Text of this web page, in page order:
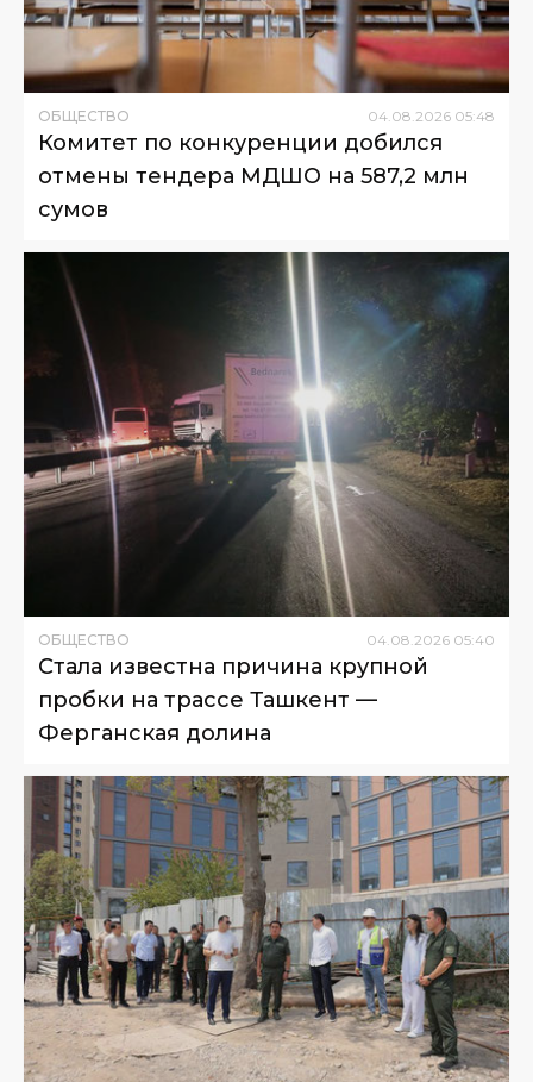
ОБЩЕСТВО 04 08 2026 05:48
Комитет по конкуренции добился
отмены тендера МДШО на 587,2 млн
сумов
ОБЩЕСТВО 04 08 2026 05:40
Стала известна причина крупной
пробки на трассе Ташкент —
Ферганская долина